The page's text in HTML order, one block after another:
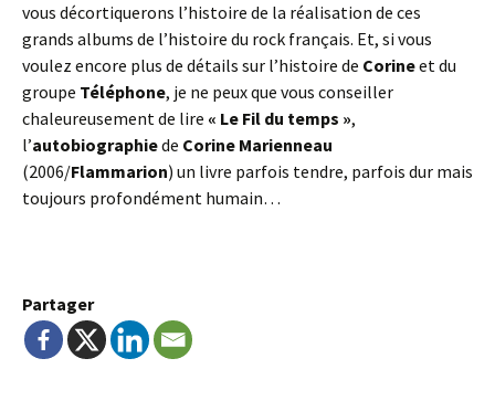
vous décortiquerons l’histoire de la réalisation de ces
grands albums de l’histoire du rock français. Et, si vous
voulez encore plus de détails sur l’histoire de Corineet du
groupe Téléphone, je ne peux que vous conseiller
chaleureusement de lire « Le Fil du temps »,
l’autobiographiede Corine Marienneau
(2006/Flammarion) un livre parfois tendre, parfois dur mais
toujours profondément humain…
Partager